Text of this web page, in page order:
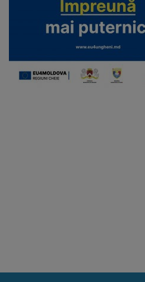
Organigrama
Aparatul
primăriei
Municipal